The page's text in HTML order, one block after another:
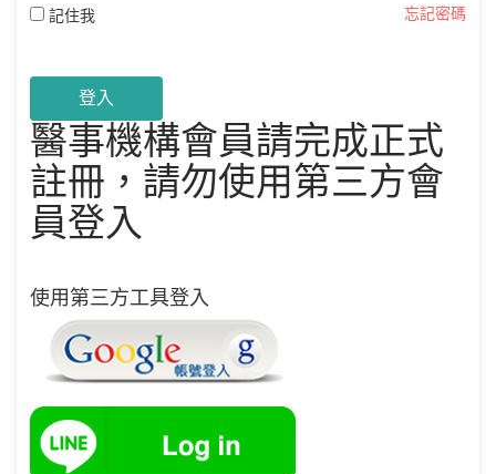
記住我 忘記密碼
登入
醫事機構會員請完成正式
註冊，請勿使用第三方會
員登入
使用第三方工具登入